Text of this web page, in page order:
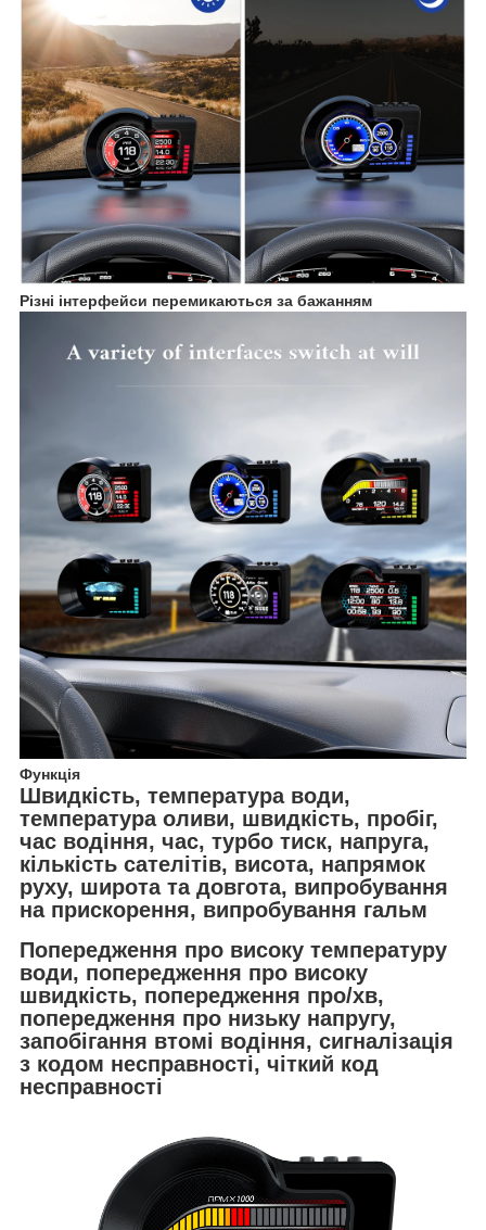
Різні інтерфейси перемикаються за бажанням
Функція
Швидкість, температура води,
температура оливи, швидкість, пробіг,
час водіння, час, турбо тиск, напруга,
кількість сателітів, висота, напрямок
руху, широта та довгота, випробування
на прискорення, випробування гальм
Попередження про високу температуру
води, попередження про високу
швидкість, попередження про/хв,
попередження про низьку напругу,
запобігання втомі водіння, сигналізація
з кодом несправності, чіткий код
несправності